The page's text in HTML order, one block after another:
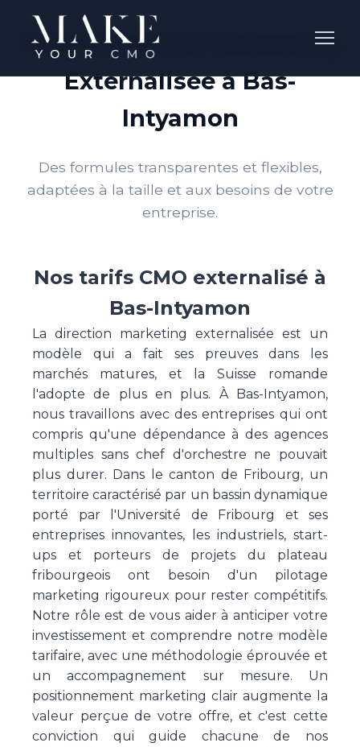
Tarifs Direction Marketing
Externalisée à Bas-
Intyamon
Des formules transparentes et flexibles,
adaptées à la taille et aux besoins de votre
entreprise.
Nos tarifs CMO externalisé à
Bas-Intyamon
La direction marketing externalisée est un
modèle qui a fait ses preuves dans les
marchés matures, et la Suisse romande
l'adopte de plus en plus. À Bas-Intyamon,
nous travaillons avec des entreprises qui ont
compris qu'une dépendance à des agences
multiples sans chef d'orchestre ne pouvait
plus durer. Dans le canton de Fribourg, un
territoire caractérisé par un bassin dynamique
porté par l'Université de Fribourg et ses
entreprises innovantes, les industriels, start-
ups et porteurs de projets du plateau
fribourgeois ont besoin d'un pilotage
marketing rigoureux pour rester compétitifs.
Notre rôle est de vous aider à anticiper votre
investissement et comprendre notre modèle
tarifaire, avec une méthodologie éprouvée et
un accompagnement sur mesure. Un
positionnement marketing clair augmente la
valeur perçue de votre offre, et c'est cette
conviction qui guide chacune de nos